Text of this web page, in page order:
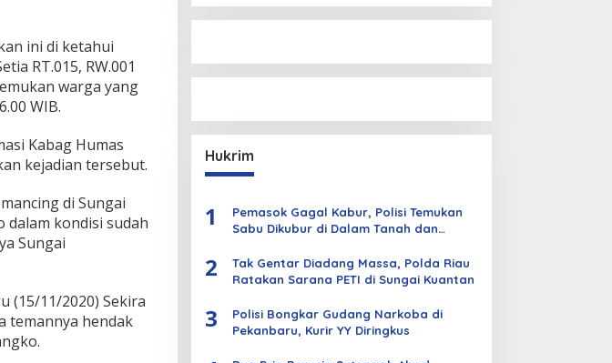
ini di ketahui
RT.015, RW.001
warga yang
WIB.
Kabag Humas
kejadian tersebut.
di Sungai
dalam kondisi sudah
Sungai
(15/11/2020) Sekira
temannya hendak
Hukrim
1
Pemasok Gagal Kabur, Polisi Temukan
Sabu Dikubur di Dalam Tanah dan
2
Tak Gentar Diadang Massa, Polda Riau
Ratakan Sarana PETI di Sungai Kuantan
3
Polisi Bongkar Gudang Narkoba di
Pekanbaru, Kurir YY Diringkus